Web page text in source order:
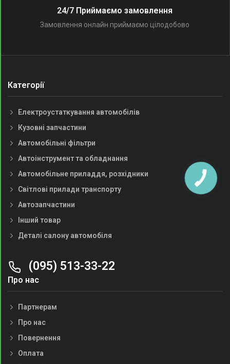
24/7 Приймаємо замовлення
Замовлення онлайн приймаємо цілодобово
Категорії
Електроустаткування автомобілів
Кузовні запчастини
Автомобільні фільтри
Автоінструмент та обладнання
Автомобільне приладдя, розхідники
Світлові прилади транспорту
Автозапчастини
Інший товар
Деталі салону автомобіля
(095) 513-33-22
Про нас
Партнерам
Про нас
Повернення
Оплата